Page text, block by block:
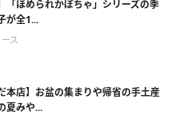
「ほめられかぼちゃ」シリーズの季
が全1...
ス
本店】お盆の集まりや帰省の手土産
夏みや...